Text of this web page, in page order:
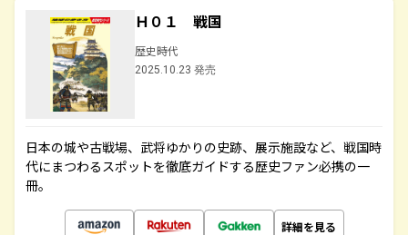
Ｈ０１ 戦国
歴史時代
2025.10.23 発売
日本の城や古戦場、武将ゆかりの史跡、展示施設など、戦国時
代にまつわるスポットを徹底ガイドする歴史ファン必携の一
冊。
詳細を見る